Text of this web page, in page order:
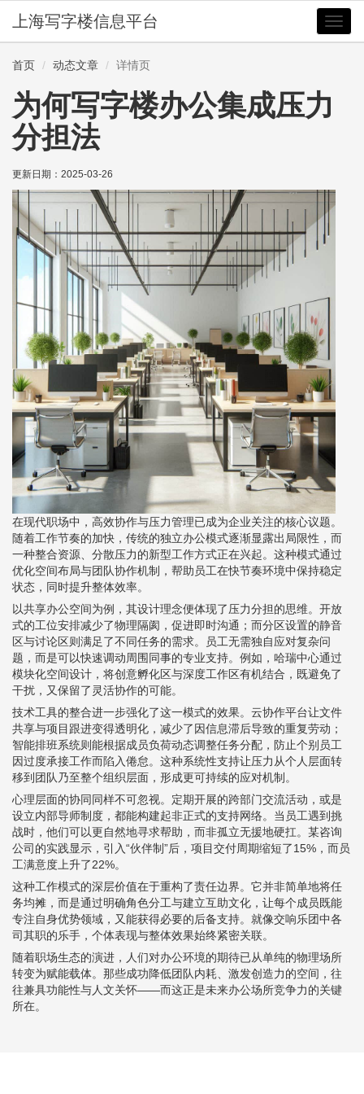
切
换
上海写字楼信息平台
首页 动态文章 详情页
为何写字楼办公集成压力
分担法
更新日期： 2025-03-26
在现代职场中，高效协作与压力管理已成为企业关注的核心议题。
随着工作节奏的加快，传统的独立办公模式逐渐显露出局限性，而
一种整合资源、分散压力的新型工作方式正在兴起。这种模式通过
优化空间布局与团队协作机制，帮助员工在快节奏环境中保持稳定
状态，同时提升整体效率。
以共享办公空间为例，其设计理念便体现了压力分担的思维。开放
式的工位安排减少了物理隔阂，促进即时沟通；而分区设置的静音
区与讨论区则满足了不同任务的需求。员工无需独自应对复杂问
题，而是可以快速调动周围同事的专业支持。例如，哈瑞中心通过
模块化空间设计，将创意孵化区与深度工作区有机结合，既避免了
干扰，又保留了灵活协作的可能。
技术工具的整合进一步强化了这一模式的效果。云协作平台让文件
共享与项目跟进变得透明化，减少了因信息滞后导致的重复劳动；
智能排班系统则能根据成员负荷动态调整任务分配，防止个别员工
因过度承接工作而陷入倦怠。这种系统性支持让压力从个人层面转
移到团队乃至整个组织层面，形成更可持续的应对机制。
心理层面的协同同样不可忽视。定期开展的跨部门交流活动，或是
设立内部导师制度，都能构建起非正式的支持网络。当员工遇到挑
战时，他们可以更自然地寻求帮助，而非孤立无援地硬扛。某咨询
公司的实践显示，引入“伙伴制”后，项目交付周期缩短了15%，而员
工满意度上升了22%。
这种工作模式的深层价值在于重构了责任边界。它并非简单地将任
务均摊，而是通过明确角色分工与建立互助文化，让每个成员既能
专注自身优势领域，又能获得必要的后备支持。就像交响乐团中各
司其职的乐手，个体表现与整体效果始终紧密关联。
随着职场生态的演进，人们对办公环境的期待已从单纯的物理场所
转变为赋能载体。那些成功降低团队内耗、激发创造力的空间，往
往兼具功能性与人文关怀——而这正是未来办公场所竞争力的关键
所在。